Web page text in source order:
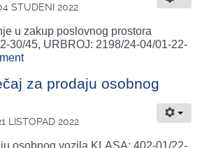
STUDENI 2022
u zakup poslovnog prostora
30/45, URBROJ: 2198/24-04/01-22-
za prodaju osobnog
LISTOPAD 2022
osobnog vozila KLASA: 402-01/22-